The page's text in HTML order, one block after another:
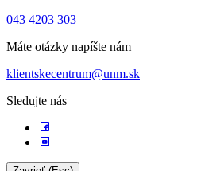
043 4203 303
Máte otázky napíšte nám
klientskecentrum@unm.sk
Sledujte nás